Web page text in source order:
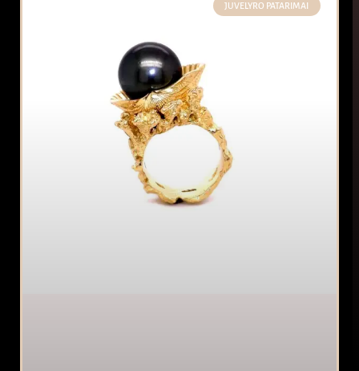
JUVELYRO PATARIMAI